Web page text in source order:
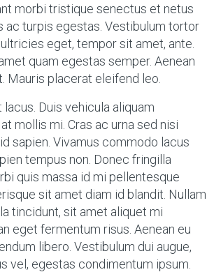
morbi tristique senectus et netus
ac turpis egestas. Vestibulum tortor
eget, tempor sit amet, ante.
quam egestas semper. Aenean
Mauris placerat eleifend leo.
Duis vehicula aliquam
mollis mi. Cras ac urna sed nisi
sapien. Vivamus commodo lacus
tempus non. Donec fringilla
quis massa id mi pellentesque
sit amet diam id blandit. Nullam
tincidunt, sit amet aliquet mi
eget fermentum risus. Aenean eu
libero. Vestibulum dui augue,
vel, egestas condimentum ipsum.